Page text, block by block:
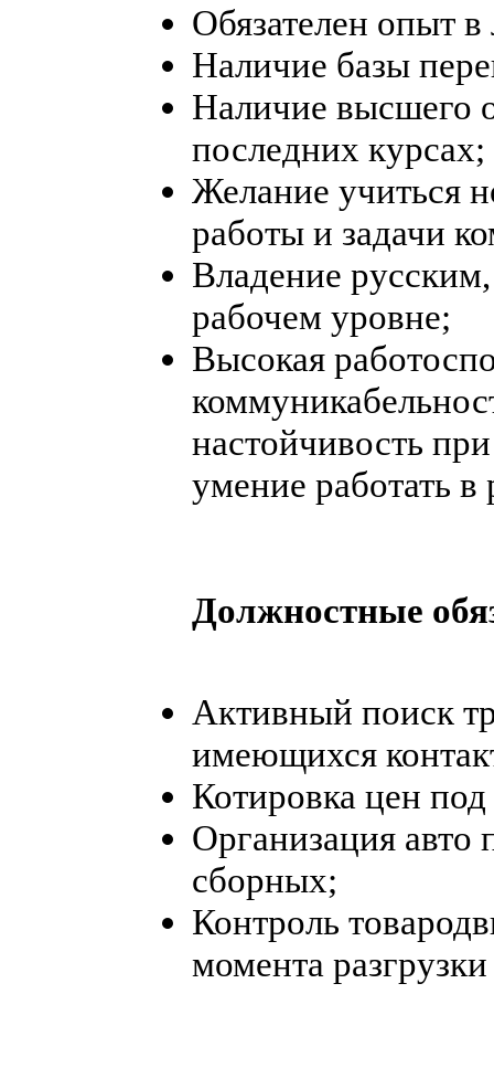
Обязателен опыт
Наличие базы
Наличие высшего
последних курсах;
Желание учиться
работы и задачи
Владение
рабочем уровне;
Высокая
настойчивость
умение работать
Должностные
Активный поиск
имеющихся
Котировка цен
Организация авто
сборных;
Контроль
момента